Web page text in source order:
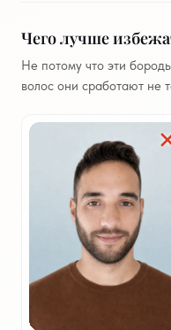
Чего лучше
Не потому что эти
волос они сработают не